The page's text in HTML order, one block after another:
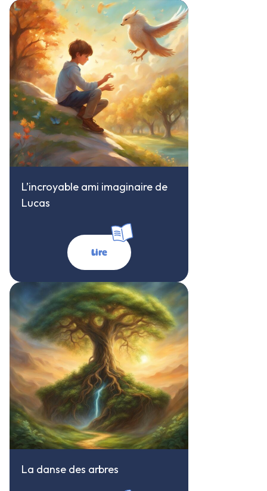
L’incroyable ami imaginaire de
Lucas
Lire
La danse des arbres